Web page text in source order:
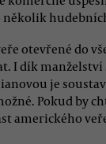
několik
otevřené do
I dík
je
Pokud by
amerického